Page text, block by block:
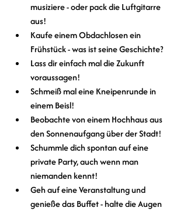
musiziere - oder pack die Luftgitarre
aus!
Kaufe einem Obdachlosen ein
Frühstück - was ist seine Geschichte?
Lass dir einfach mal die Zukunft
voraussagen!
Schmeiß mal eine Kneipenrunde in
einem Beisl!
Beobachte von einem Hochhaus aus
den Sonnenaufgang über der Stadt!
Schummle dich spontan auf eine
private Party, auch wenn man
niemanden kennt!
Geh auf eine Veranstaltung und
genieße das Buffet - halte die Augen